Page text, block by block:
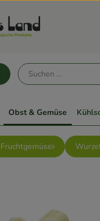
Obst & Gemüse
Fruchtgemüse